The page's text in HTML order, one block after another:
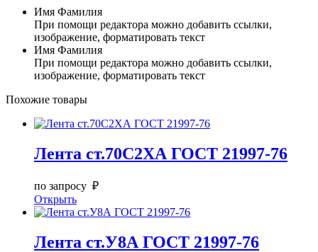
Имя Фамилия
При помощи редактора можно добавить ссылки,
изображение, форматировать текст
Имя Фамилия
При помощи редактора можно добавить ссылки,
изображение, форматировать текст
Похожие товары
Лента ст.70С2ХА ГОСТ 21997-76
по запросу ₽
Открыть
Лента ст.У8А ГОСТ 21997-76